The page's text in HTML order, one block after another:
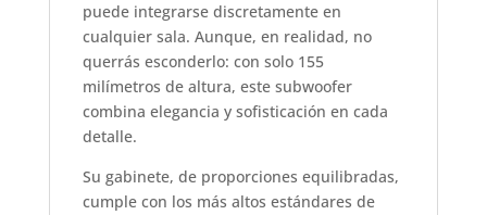
puede integrarse discretamente en
cualquier sala. Aunque, en realidad, no
querrás esconderlo: con solo 155
milímetros de altura, este subwoofer
combina elegancia y sofisticación en cada
detalle.
Su gabinete, de proporciones equilibradas,
cumple con los más altos estándares de